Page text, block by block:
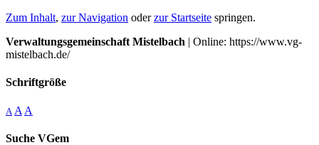
Zum Inhalt, zur Navigation oderzur Startseite springen.
Verwaltungsgemeinschaft Mistelbach | Online: https://www.vg-
mistelbach.de/
Schriftgröße
A A A
Suche VGem